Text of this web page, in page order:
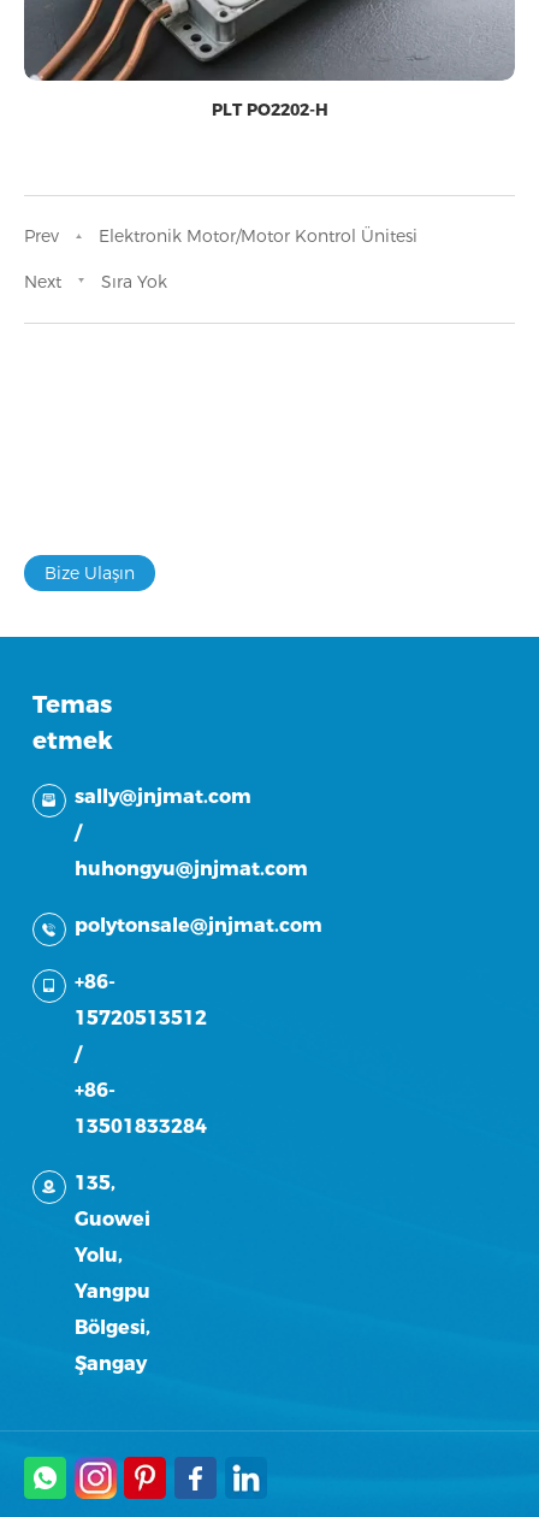
PLT PO2202-H
Prev Elektronik Motor/Motor Kontrol Ünitesi
Next Sıra Yok
Bize Ulaşın
Temas
etmek
sally@jnjmat.com
/
huhongyu@jnjmat.com
polytonsale@jnjmat.com
+86-
15720513512
/
+86-
13501833284
135,
Guowei
Yolu,
Yangpu
Bölgesi,
Şangay